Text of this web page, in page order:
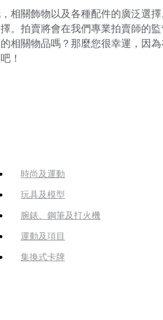
相關飾物以及各種配件的廣泛選
。拍賣將會在我們專業拍賣師的
相關物品嗎？那麼您很幸運，因
！
時尚及運動
玩具及模型
腕錶、鋼筆及打火機
運動及項目
集換式卡牌